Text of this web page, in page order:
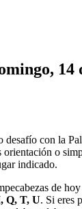
14
con la
orientación o
indicado.
de
Q, T, U. Si eres